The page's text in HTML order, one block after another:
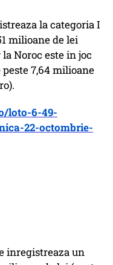
la categoria I
milioane de lei
la Noroc este in joc
7,64 milioane
loto-6-49-
22-octombrie-
inregistreaza un